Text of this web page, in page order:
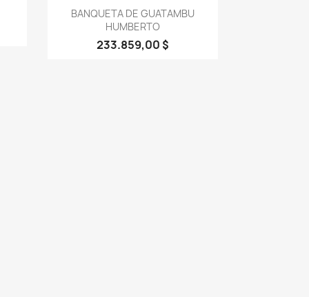
Vista rápida
BANQUETA DE GUATAMBU
HUMBERTO
233.859,00 $